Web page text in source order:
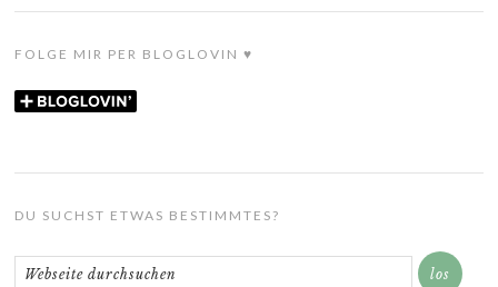
FOLGE MIR PER BLOGLOVIN ♥
DU SUCHST ETWAS BESTIMMTES?